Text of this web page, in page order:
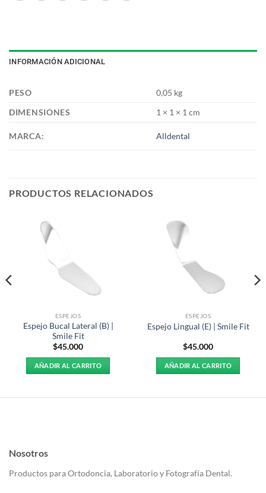
INFORMACIÓN ADICIONAL
PESO
0,05 kg
DIMENSIONES
1 × 1 × 1 cm
MARCA: Alldental
PRODUCTOS RELACIONADOS
ESPEJOS
Espejo Bucal Lateral (B) |
Smile Fit
$45.000
AÑADIR AL CARRITO
ESPEJOS
Espejo Lingual (E) | Smile Fit
$45.000
AÑADIR AL CARRITO
Nosotros
Productos para Ortodoncia, Laboratorio y Fotografía Dental.